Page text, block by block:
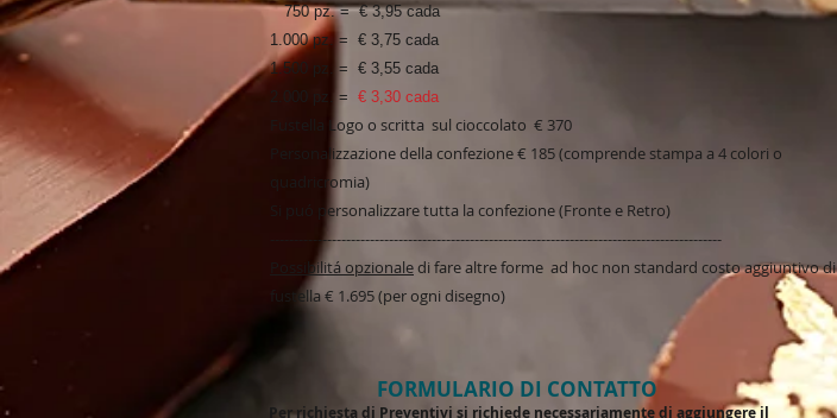
750 pz. = € 3,95 cada
1.000 pz. = € 3,75 cada
1.500 pz. = € 3,55 cada
2.000 pz. = € 3,30 cada
Fustella Logo o scritta sul cioccolato € 370
Personalizzazione della confezione € 185 (comprende stampa a 4 colori o
quadricromia)
Si puó personalizzare tutta la confezione (Fronte e Retro)
-----------------------------------------------------------------------------------------------
Possibilitá opzionaledi fare altre forme ad hoc non standard costo aggiuntivo di
fustella € 1.695 (per ogni disegno)
FORMULARIO DI CONTATTO
Per richiesta di Preventivi si richiede necessariamente di aggiungere il